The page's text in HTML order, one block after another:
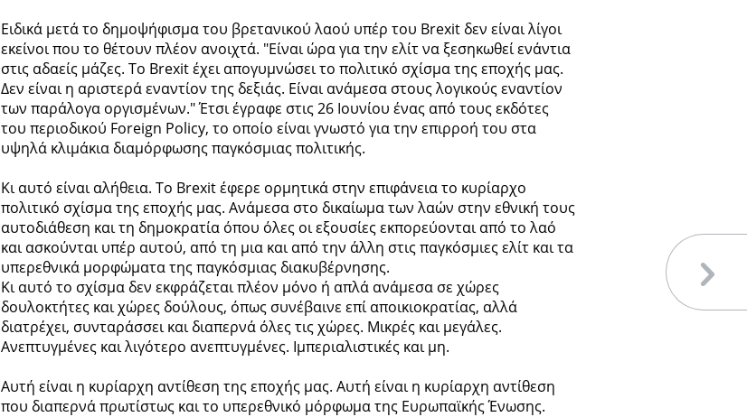
Ειδικά μετά το δημοψήφισμα του βρετανικού λαού υπέρ του Brexit δεν είναι λίγοι
εκείνοι που το θέτουν πλέον ανοιχτά. "Είναι ώρα για την ελίτ να ξεσηκωθεί ενάντια
στις αδαείς μάζες. Το Brexit έχει απογυμνώσει το πολιτικό σχίσμα της εποχής μας.
Δεν είναι η αριστερά εναντίον της δεξιάς. Είναι ανάμεσα στους λογικούς εναντίον
των παράλογα οργισμένων." Έτσι έγραφε στις 26 Ιουνίου ένας από τους εκδότες
του περιοδικού Foreign Policy, το οποίο είναι γνωστό για την επιρροή του στα
υψηλά κλιμάκια διαμόρφωσης παγκόσμιας πολιτικής.
Κι αυτό είναι αλήθεια. Το Brexit έφερε ορμητικά στην επιφάνεια το κυρίαρχο
πολιτικό σχίσμα της εποχής μας. Ανάμεσα στο δικαίωμα των λαών στην εθνική τους
αυτοδιάθεση και τη δημοκρατία όπου όλες οι εξουσίες εκπορεύονται από το λαό
και ασκούνται υπέρ αυτού, από τη μια και από την άλλη στις παγκόσμιες ελίτ και τα
υπερεθνικά μορφώματα της παγκόσμιας διακυβέρνησης.
Κι αυτό το σχίσμα δεν εκφράζεται πλέον μόνο ή απλά ανάμεσα σε χώρες
δουλοκτήτες και χώρες δούλους, όπως συνέβαινε επί αποικιοκρατίας, αλλά
διατρέχει, συνταράσσει και διαπερνά όλες τις χώρες. Μικρές και μεγάλες.
Ανεπτυγμένες και λιγότερο ανεπτυγμένες. Ιμπεριαλιστικές και μη.
Αυτή είναι η κυρίαρχη αντίθεση της εποχής μας. Αυτή είναι η κυρίαρχη αντίθεση
που διαπερνά πρωτίστως και το υπερεθνικό μόρφωμα της Ευρωπαϊκής Ένωσης.